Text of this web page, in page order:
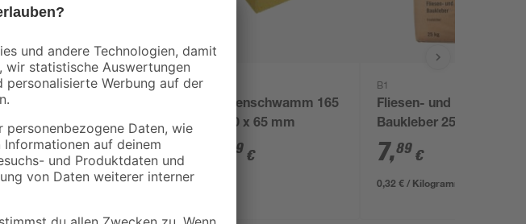
Knauf
25,99€
1,18 € / Kilogramm
Fliesenschwamm 165
x 110 x 65 mm
49 €
B1
Fliesen- und
Baukleber 25 kg
7,89 €
0,32 € / Kilogramm